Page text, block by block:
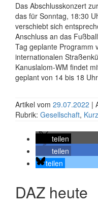
Das Abschlusskonzert
das für Sonntag, 18:30
verschiebt sich
Anschluss an das
Tag geplante Programm
internationalen
Kanuslalom-WM findet
geplant von 14 bis 18
Artikel vom 29.07.2022 |
Rubrik: Gesellschaft,
teilen
teilen
teilen
DAZ heute